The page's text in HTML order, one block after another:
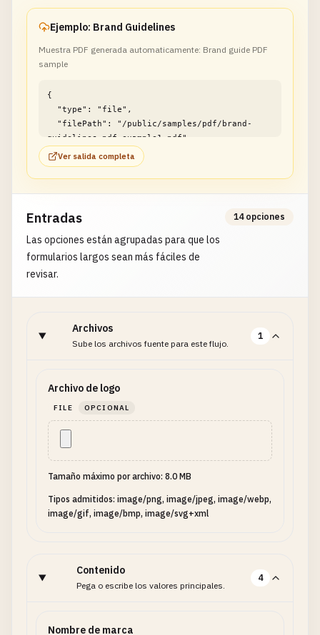
Ejemplo: Brand Guidelines
Muestra PDF generada automaticamente: Brand guide PDF
sample
{
guidelines-pdf-example1.pdf"
}
Ver salida completa
Entradas
Las opciones están agrupadas para que los
formularios largos sean más fáciles de
revisar.
14 opciones
Archivos
Sube los archivos fuente para este flujo.
1
Archivo de logo
FILE OPCIONAL
Tamaño máximo por archivo: 8.0 MB
Tipos admitidos: image/png, image/jpeg, image/webp,
image/gif, image/bmp, image/svg+xml
Contenido
Pega o escribe los valores principales.
4
Nombre de marca